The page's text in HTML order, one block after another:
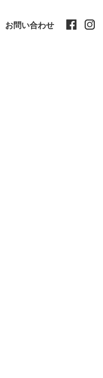
お問い合わせ